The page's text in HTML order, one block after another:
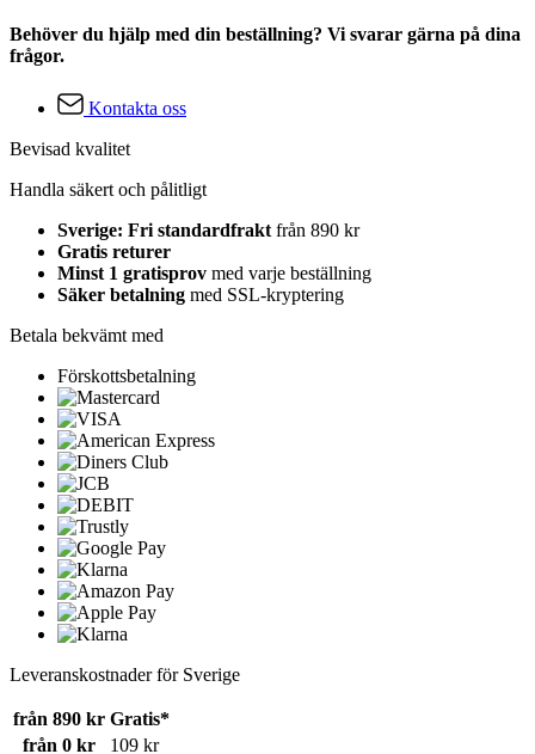
Behöver du hjälp med din beställning? Vi svarar gärna på dina
frågor.
Kontakta oss
Bevisad kvalitet
Handla säkert och pålitligt
Sverige: Fri standardfrakt från 890 kr
Gratis returer
Minst 1 gratisprov med varje beställning
Säker betalning med SSL-kryptering
Betala bekvämt med
Förskottsbetalning
Leveranskostnader för Sverige
från 890 kr Gratis*
från 0 kr
109 kr